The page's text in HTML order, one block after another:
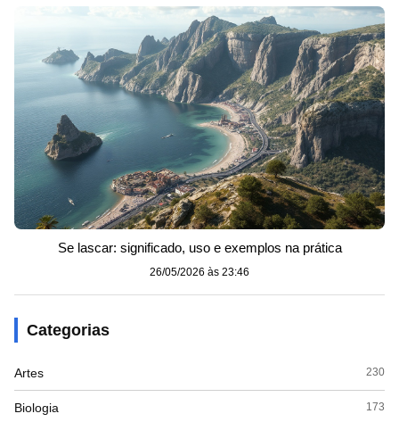
Se lascar: significado, uso e exemplos na prática
26/05/2026 às 23:46
Categorias
Artes 230
Biologia 173